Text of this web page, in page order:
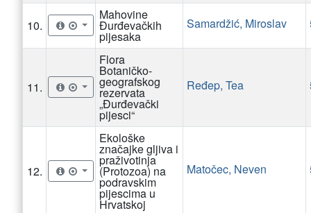
10.
Mahovine
Đurđevačkih
pijesaka
Samardžić, Miroslav
11.
Flora
Botaničko-
geografskog
rezervata
„Đurđevački
pijesci“
Ređep, Tea
12.
Ekološke
značajke gljiva i
praživotinja
(Protozoa) na
podravskim
pijescima u
Hrvatskoj
Matočec, Neven